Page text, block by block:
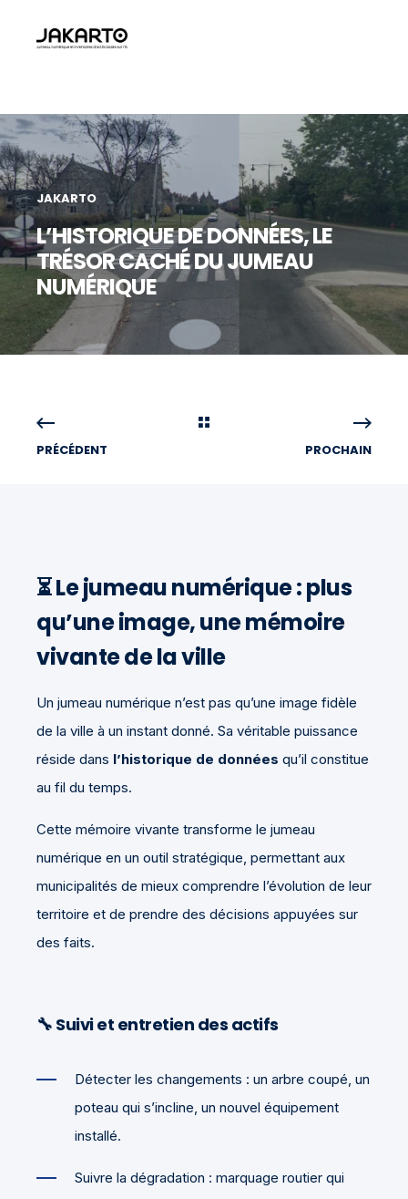
JAKARTO
L’HISTORIQUE DE DONNÉES, LE
TRÉSOR CACHÉ DU JUMEAU
NUMÉRIQUE
PRÉCÉDENT PROCHAIN
⏳ Le jumeau numérique : plus
qu’une image, une mémoire
vivante de la ville
Un jumeau numérique n’est pas qu’une image fidèle
de la ville à un instant donné. Sa véritable puissance
réside dans l’historique de données qu’il constitue
au fil du temps.
Cette mémoire vivante transforme le jumeau
numérique en un outil stratégique, permettant aux
municipalités de mieux comprendre l’évolution de leur
territoire et de prendre des décisions appuyées sur
des faits.
🔧 Suivi et entretien des actifs
Détecter les changements : un arbre coupé, un
poteau qui s’incline, un nouvel équipement
installé.
Suivre la dégradation : marquage routier qui